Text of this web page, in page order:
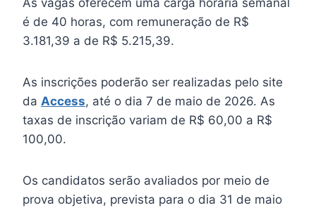
é de 40 horas, com remuneração de R$
3.181,39 a de R$ 5.215,39.
As inscrições poderão ser realizadas pelo site
da Access, até o dia 7 de maio de 2026. As
taxas de inscrição variam de R$ 60,00 a R$
100,00.
Os candidatos serão avaliados por meio de
prova objetiva, prevista para o dia 31 de maio